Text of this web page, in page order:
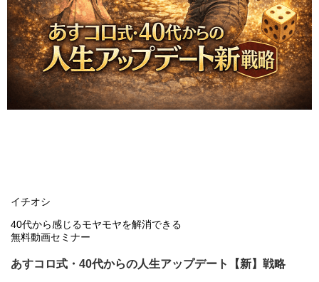
イチオシ
40代から感じるモヤモヤを解消できる
無料動画セミナー
あすコロ式・40代からの人生アップデート【新】戦略